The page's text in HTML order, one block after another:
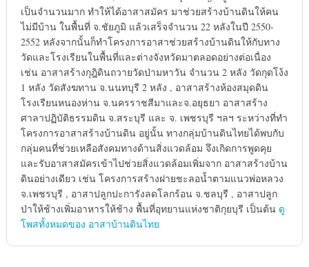
เป็นจำนวนมาก ทำให้ได้อาสาสมัคร มาช่วยสร้างบ้านดินให้คน
ไม่มีบ้าน ในพื้นที่ จ.ชัยภูมิ แล้วเสร็จจำนวน 22 หลังในปี 2550-
2552 หลังจากนั้นก็ทำโครงการอาสาช่วยสร้างบ้านดินให้กับทาง
วัดและโรงเรียนในพื้นที่และต่างจังหวัดมาตลอดอย่างต่อเนื่อง
เช่น อาสาสร้างกุฎิดินถวายวัดป่ามหาวัน จำนวน 2 หลัง วัดกุดโง้ง
1 หลัง วัดสังฆทาน จ.นนทบุรี 2 หลัง , อาสาสร้างห้องสมุดดิน
โรงเรียนหนองห่าน จ.นครราชสีมาและจ.อยุธยา อาสาสร้าง
ศาลาปฏิบัติธรรมดิน จ.สระบุรี และ จ. เพชรบุรี ฯลฯ ระหว่างที่ทำ
โครงการอาสาสร้างบ้านดิน อยู่นั้น ทางกลุ่มบ้านดินไทยได้พบกับ
กลุ่มคนที่ช่วยเหลือสังคมทางด้านสิ่งแวดล้อม จึงเกิดการพูดคุย
และรับอาสาสมัครเข้าไปช่วยสิ่งแวดล้อมเพิ่มจาก อาสาสร้างบ้าน
ดินอย่างเดียว เช่น โครงการสร้างฝายชะลอน้ำตามแนวพ่อหลวง
จ.เพชรบุรี , อาสาปลูกปะการังลดโลกร้อน จ.ชลบุรี , อาสาปลูก
ป่าให้ช้างเพิ่มอาหารให้ช้าง พื้นที่อุทยานแห่งชาติกุยบุรี เป็นต้น ดู
โพสทั้งหมดของ อาสาบ้านดินไทย